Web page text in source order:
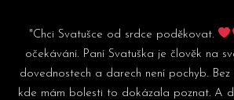
"Chci Svatušce od srdce poděkovat.
očekávání. Paní Svatuška je člověk na
dovednostech a darech není pochyb. Bez
kde mám bolesti to dokázala poznat. A